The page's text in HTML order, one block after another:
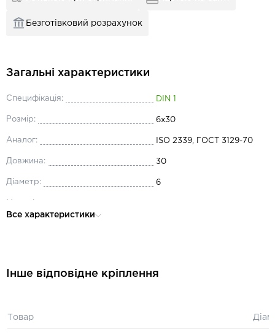
Безготівковий розрахунок
Загальні характеристики
Специфікація: DIN 1
Розмір: 6x30
Аналог: ISO 2339, ГОСТ 3129-70
Довжина: 30
Діаметр: 6
Все характеристики
Інше відповідне кріплення
Товар